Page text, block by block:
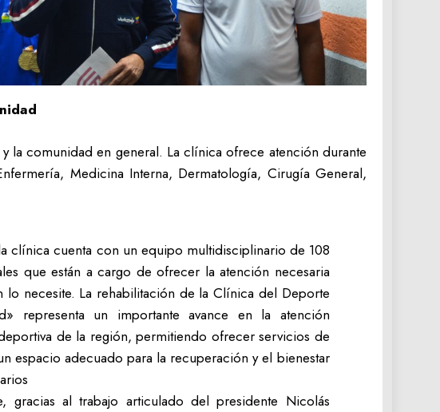
la comunidad en general. La clínica ofrece atención durante
Medicina Interna, Dermatología, Cirugía General,
clínica cuenta con un equipo multidisciplinario de 108
que están a cargo de ofrecer la atención necesaria
lo necesite. La rehabilitación de la Clínica del Deporte
representa un importante avance en la atención
de la región, permitiendo ofrecer servicios de
espacio adecuado para la recuperación y el bienestar
gracias al trabajo articulado del presidente Nicolás